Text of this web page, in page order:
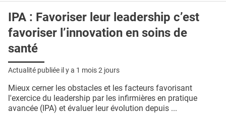
CRÉDITS
IPA : Favoriser leur leadership c’est
favoriser l’innovation en soins de
santé
Actualité publiée il y a 1 mois 2 jours
Mieux cerner les obstacles et les facteurs favorisant
l'exercice du leadership par les infirmières en pratique
avancée (IPA) et évaluer leur évolution depuis ...